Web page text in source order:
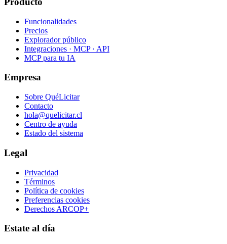
Funcionalidades
Precios
Explorador público
Integraciones · MCP · API
MCP para tu IA
Empresa
Sobre QuéLicitar
Contacto
hola@quelicitar.cl
Centro de ayuda
Estado del sistema
Legal
Privacidad
Términos
Política de cookies
Preferencias cookies
Derechos ARCOP+
Estate al día